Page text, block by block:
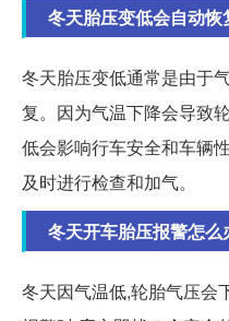
冬天胎压变低会自动恢
冬天胎压变低通常是由于
复。因为气温下降会导致
低会影响行车安全和车辆
及时进行检查和加气。
冬天开车胎压报警怎么
冬天因气温低,轮胎气压会